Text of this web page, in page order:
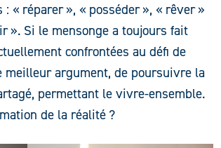
« réparer », « posséder », « rêver »
». Si le mensonge a toujours fait
confrontées au défi de
meilleur argument, de poursuivre la
permettant le vivre-ensemble.
de la réalité ?